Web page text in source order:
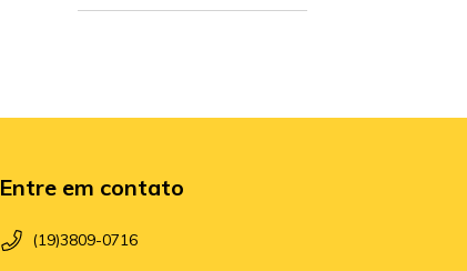
Entre em contato
(19)3809-0716